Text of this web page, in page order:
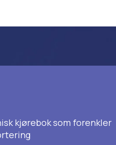
kjørebok som forenkler